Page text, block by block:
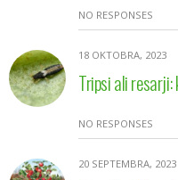
NO RESPONSES
18 OKTOBRA, 2023
Tripsi ali
NO RESPONSES
20 SEPTEMBRA, 2023